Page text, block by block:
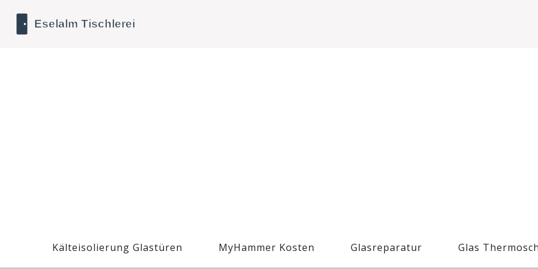
Kälteisolierung Glastüren MyHammer Kosten Glasreparatur Glas